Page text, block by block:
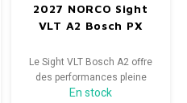
2027 NORCO Sight
VLT A2 Bosch PX
Le Sight VLT Bosch A2 offre
des performances pleine
puissance sur les sentiers, là
En stock